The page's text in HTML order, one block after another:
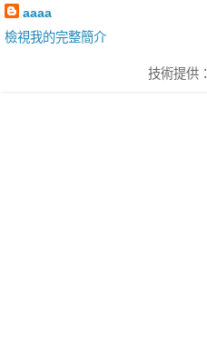
aaaa
檢視我的完整簡介
技術提供：